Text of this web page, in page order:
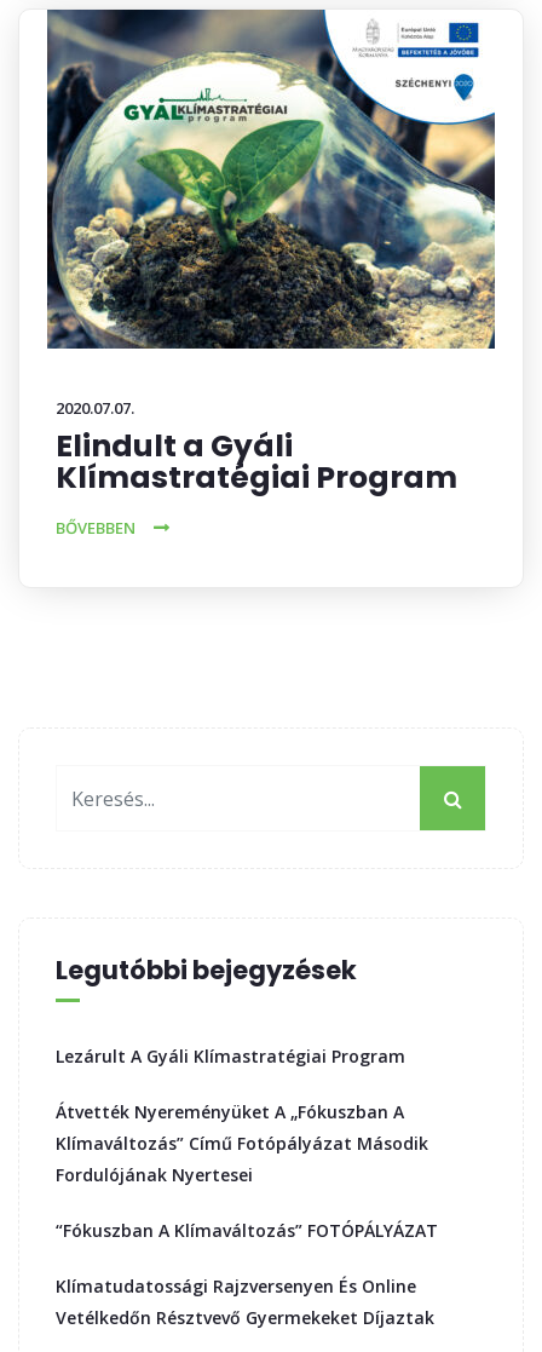
2020.07.07.
Elindult a Gyáli
Klímastratégiai Program
BŐVEBBEN
Legutóbbi bejegyzések
Lezárult A Gyáli Klímastratégiai Program
Átvették Nyereményüket A „Fókuszban A
Klímaváltozás” Című Fotópályázat Második
Fordulójának Nyertesei
“Fókuszban A Klímaváltozás” FOTÓPÁLYÁZAT
Klímatudatossági Rajzversenyen És Online
Vetélkedőn Résztvevő Gyermekeket Díjaztak